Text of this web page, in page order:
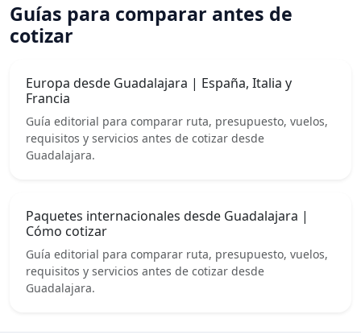
Guías para comparar antes de
cotizar
Europa desde Guadalajara | España, Italia y
Francia
Guía editorial para comparar ruta, presupuesto, vuelos,
requisitos y servicios antes de cotizar desde
Guadalajara.
Paquetes internacionales desde Guadalajara |
Cómo cotizar
Guía editorial para comparar ruta, presupuesto, vuelos,
requisitos y servicios antes de cotizar desde
Guadalajara.